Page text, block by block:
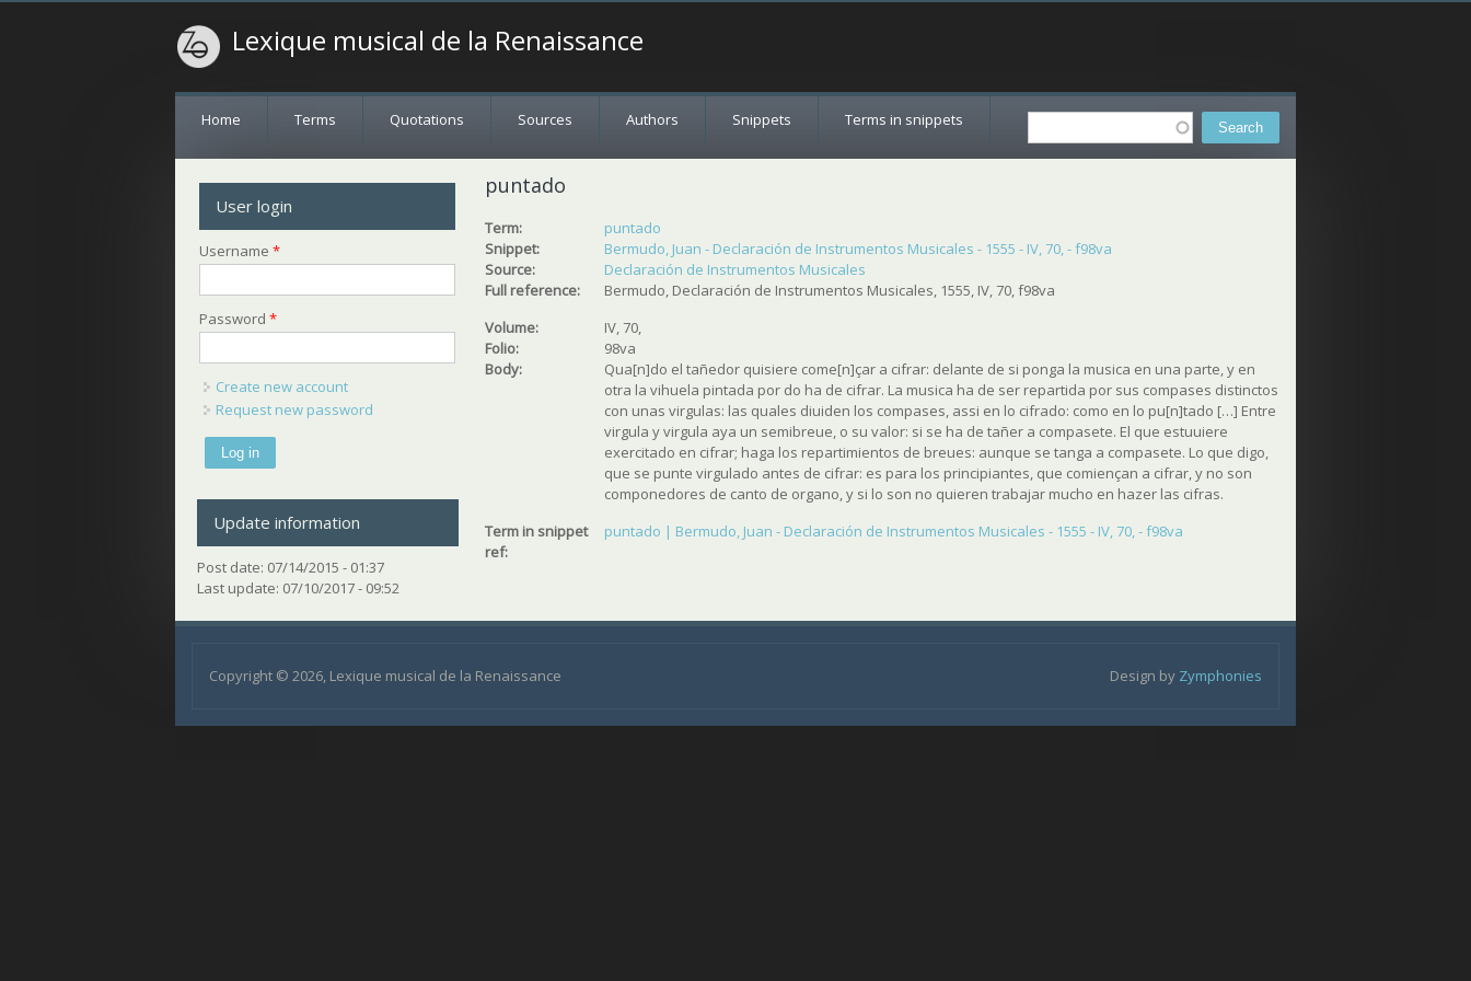
Lexique musical de la Renaissance
Search
Home Terms Quotations Sources Authors Snippets Terms in snippets
puntado
Term:
puntado
Snippet:
Bermudo, Juan - Declaración de Instrumentos Musicales - 1555 - IV, 70, - f98va
Source:
Declaración de Instrumentos Musicales
Full reference:
Bermudo, Declaración de Instrumentos Musicales, 1555, IV, 70, f98va
Volume:
IV, 70,
Folio:
98va
Body:
Qua[n]do el tañedor quisiere come[n]çar a cifrar: delante de si ponga la musica en una parte, y en
otra la vihuela pintada por do ha de cifrar. La musica ha de ser repartida por sus compases distinctos
con unas virgulas: las quales diuiden los compases, assi en lo cifrado: como en lo pu[n]tado […] Entre
virgula y virgula aya un semibreue, o su valor: si se ha de tañer a compasete. El que estuuiere
exercitado en cifrar; haga los repartimientos de breues: aunque se tanga a compasete. Lo que digo,
que se punte virgulado antes de cifrar: es para los principiantes, que comiençan a cifrar, y no son
componedores de canto de organo, y si lo son no quieren trabajar mucho en hazer las cifras.
Term in snippet
ref:
puntado | Bermudo, Juan - Declaración de Instrumentos Musicales - 1555 - IV, 70, - f98va
User login
Username*
Password*
Create new account
Request new password
Update information
Post date: 07/14/2015 - 01:37
Last update: 07/10/2017 - 09:52
Copyright © 2026, Lexique musical de la Renaissance Design by Zymphonies